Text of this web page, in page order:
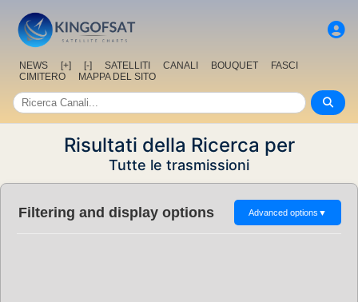
NEWS [+] [-] SATELLITI CANALI BOUQUET
FASCI
CIMITERO
MAPPA DEL SITO
Risultati della Ricerca per
Tutte le trasmissioni
Filtering and display options Advanced options ▼